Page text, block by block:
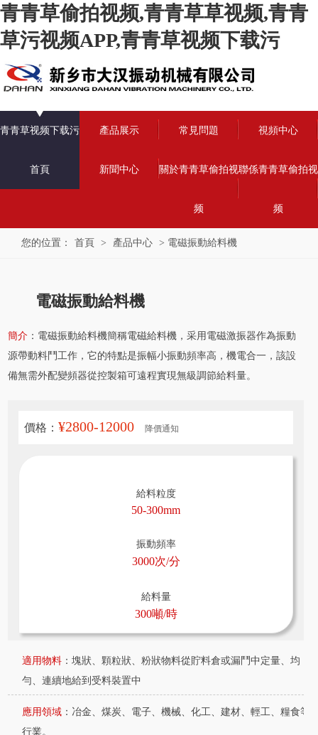
青青草偷拍视频,青青草草视频,青青
草污视频APP,青青草视频下载污
青青草视频下载污
首頁
產品展示 常見問題 視頻中心
新聞中心 關於青青草偷拍视
频
聯係青青草偷拍视
频
您的位置： 首頁 > 產品中心 > 電磁振動給料機
電磁振動給料機
簡介 ：電磁振動給料機簡稱電磁給料機，采用電磁激振器作為振動
源帶動料鬥工作，它的特點是振幅小振動頻率高，機電合一，該設
備無需外配變頻器從控製箱可遠程實現無級調節給料量。
價格： ¥2800-12000 降價通知
給料粒度
50-300mm
振動頻率
3000次/分
給料量
300噸/時
適用物料 ：塊狀、顆粒狀、粉狀物料從貯料倉或漏鬥中定量、均
勻、連續地給到受料裝置中
應用領域 ：冶金、煤炭、電子、機械、化工、建材、輕工、糧食等
行業。